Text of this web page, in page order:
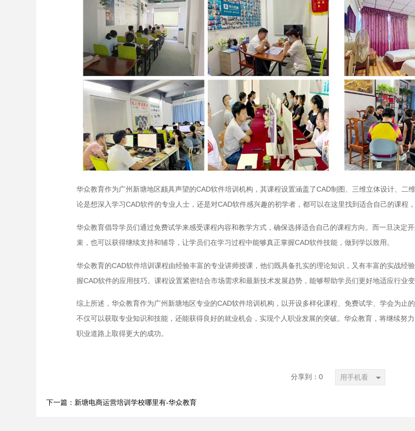
华众教育作为广州新塘地区颇具声望的CAD软件培训机构，其课程设置涵盖了CAD制图、三维立体设计、二
论是想深入学习CAD软件的专业人士，还是对CAD软件感兴趣的初学者，都可以在这里找到适合自己的课程
华众教育倡导学员们通过免费试学来感受课程内容和教学方式，确保选择适合自己的课程方向。而一旦决定
束，也可以获得继续支持和辅导，让学员们在学习过程中能够真正掌握CAD软件技能，做到学以致用。
华众教育的CAD软件培训课程由经验丰富的专业讲师授课，他们既具备扎实的理论知识，又有丰富的实战经
握CAD软件的应用技巧。课程设置紧密结合市场需求和最新技术发展趋势，能够帮助学员们更好地适应行业变
综上所述，华众教育作为广州新塘地区专业的CAD软件培训机构，以开设多样化课程、免费试学、学会为止
不仅可以获取专业知识和技能，还能获得良好的就业机会，实现个人职业发展的突破。华众教育，将继续努
职业道路上取得更大的成功。
分享到： 0 用手机看
下一篇：新塘电商运营培训学校哪里有-华众教育